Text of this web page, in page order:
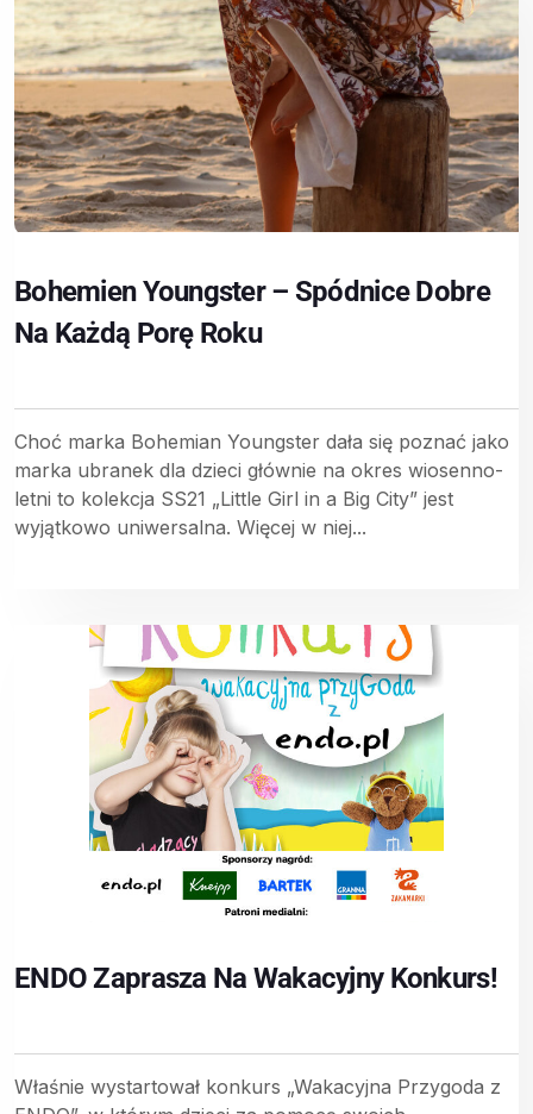
Bohemien Youngster – Spódnice Dobre
Na Każdą Porę Roku
Choć marka Bohemian Youngster dała się poznać jako
marka ubranek dla dzieci głównie na okres wiosenno-
letni to kolekcja SS21 „Little Girl in a Big City” jest
wyjątkowo uniwersalna. Więcej w niej...
ENDO Zaprasza Na Wakacyjny Konkurs!
Właśnie wystartował konkurs „Wakacyjna Przygoda z